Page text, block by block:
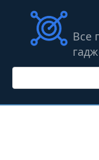
контенту
Все
Поиск: